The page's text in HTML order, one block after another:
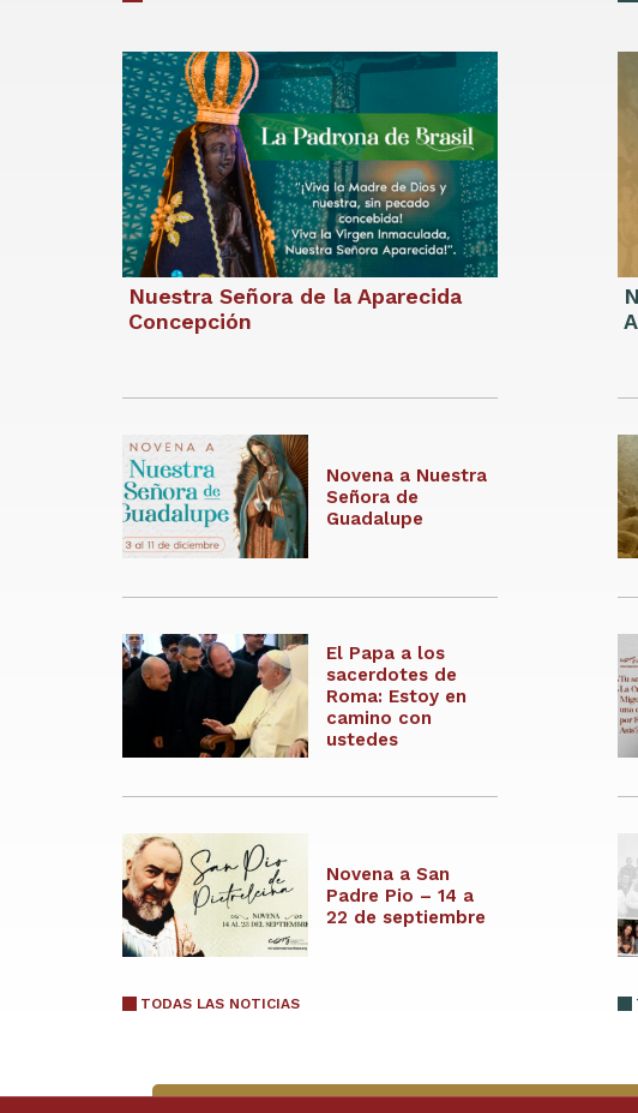
Nuestra Señora de la Aparecida
Concepción
Novena a Nuestra
Señora de
Guadalupe
El Papa a los
sacerdotes de
Roma: Estoy en
camino con
ustedes
Novena a San
Padre Pio – 14 a
22 de septiembre
TODAS LAS NOTICIAS